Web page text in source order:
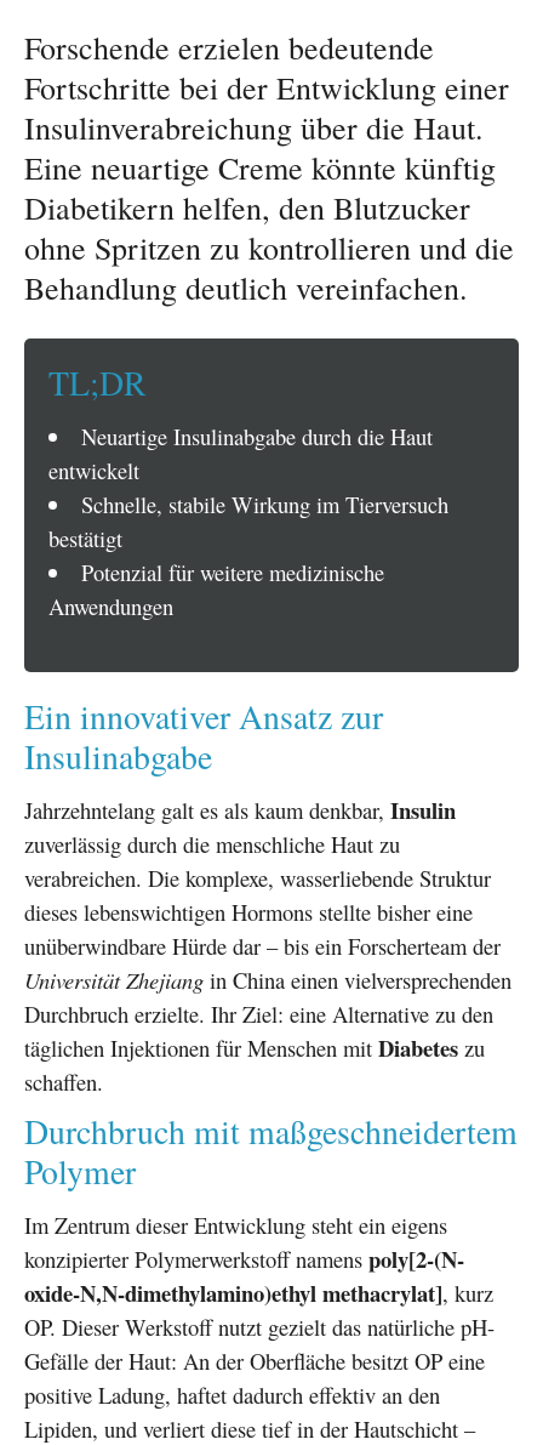
Forschende erzielen bedeutende
Fortschritte bei der Entwicklung einer
Insulinverabreichung über die Haut.
Eine neuartige Creme könnte künftig
Diabetikern helfen, den Blutzucker
ohne Spritzen zu kontrollieren und die
Behandlung deutlich vereinfachen.
TL;DR
Neuartige Insulinabgabe durch die Haut
entwickelt
Schnelle, stabile Wirkung im Tierversuch
bestätigt
Potenzial für weitere medizinische
Anwendungen
Ein innovativer Ansatz zur
Insulinabgabe
Jahrzehntelang galt es als kaum denkbar, Insulin
zuverlässig durch die menschliche Haut zu
verabreichen. Die komplexe, wasserliebende Struktur
dieses lebenswichtigen Hormons stellte bisher eine
unüberwindbare Hürde dar – bis ein Forscherteam der
Universität Zhejiang in China einen vielversprechenden
Durchbruch erzielte. Ihr Ziel: eine Alternative zu den
täglichen Injektionen für Menschen mit Diabetes zu
schaffen.
Durchbruch mit maßgeschneidertem
Polymer
Im Zentrum dieser Entwicklung steht ein eigens
konzipierter Polymerwerkstoff namens poly[2-(N-
oxide-N,N-dimethylamino)ethyl methacrylat], kurz
OP. Dieser Werkstoff nutzt gezielt das natürliche pH-
Gefälle der Haut: An der Oberfläche besitzt OP eine
positive Ladung, haftet dadurch effektiv an den
Lipiden, und verliert diese tief in der Hautschicht –